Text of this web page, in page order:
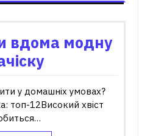
вдома модну
у домашніх умовах?
топ-12Високий хвіст